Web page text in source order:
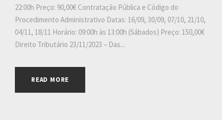
22:00h Preço: 90,00€ Contratação Pública e Código do
Procedimento Administrativo Datas: 16/09, 30/09, 07/10, 21/10,
04/11, 18/11 Horário: 09:00h às 13:00h (Sábados) Preço: 150,00€
Direito Tributário 23/11/2023 – Das...
READ MORE